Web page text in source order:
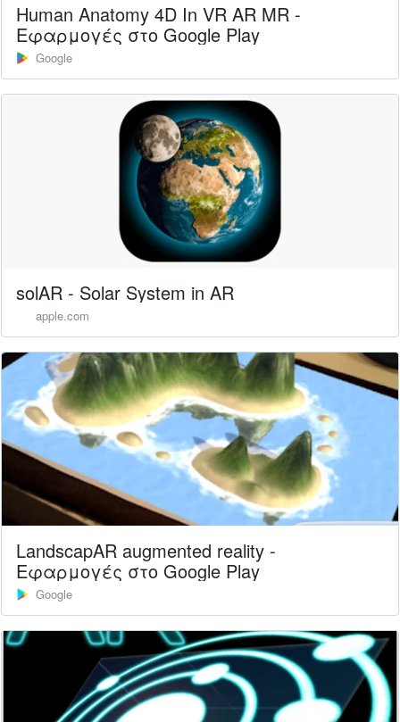
Human Anatomy 4D In VR AR MR -
Εφαρμογές στο Google Play
Google
‎solAR - Solar System in AR
apple.com
LandscapAR augmented reality -
Εφαρμογές στο Google Play
Google